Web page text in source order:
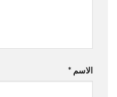
الاسم *